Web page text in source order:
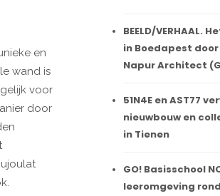
en
wand is
voor
door
BEELD/VERHAAL.
in Boedapest
Napur Architect
51N4E en AST77
nieuwbouw en
in Tienen
GO! Basisschool
leeromgeving